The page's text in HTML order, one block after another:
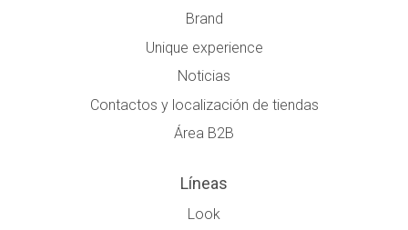
Brand
Unique experience
Noticias
Contactos y localización de tiendas
Área B2B
Líneas
Look